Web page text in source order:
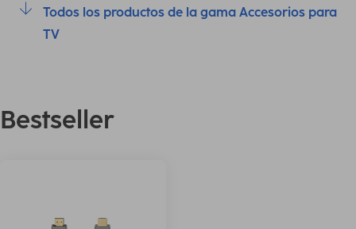
Todos los productos de la gama Accesorios para
TV
Bestseller